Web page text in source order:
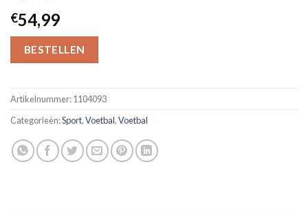
€54,99
BESTELLEN
Artikelnummer:1104093
Categorieën:Sport,Voetbal,Voetbal